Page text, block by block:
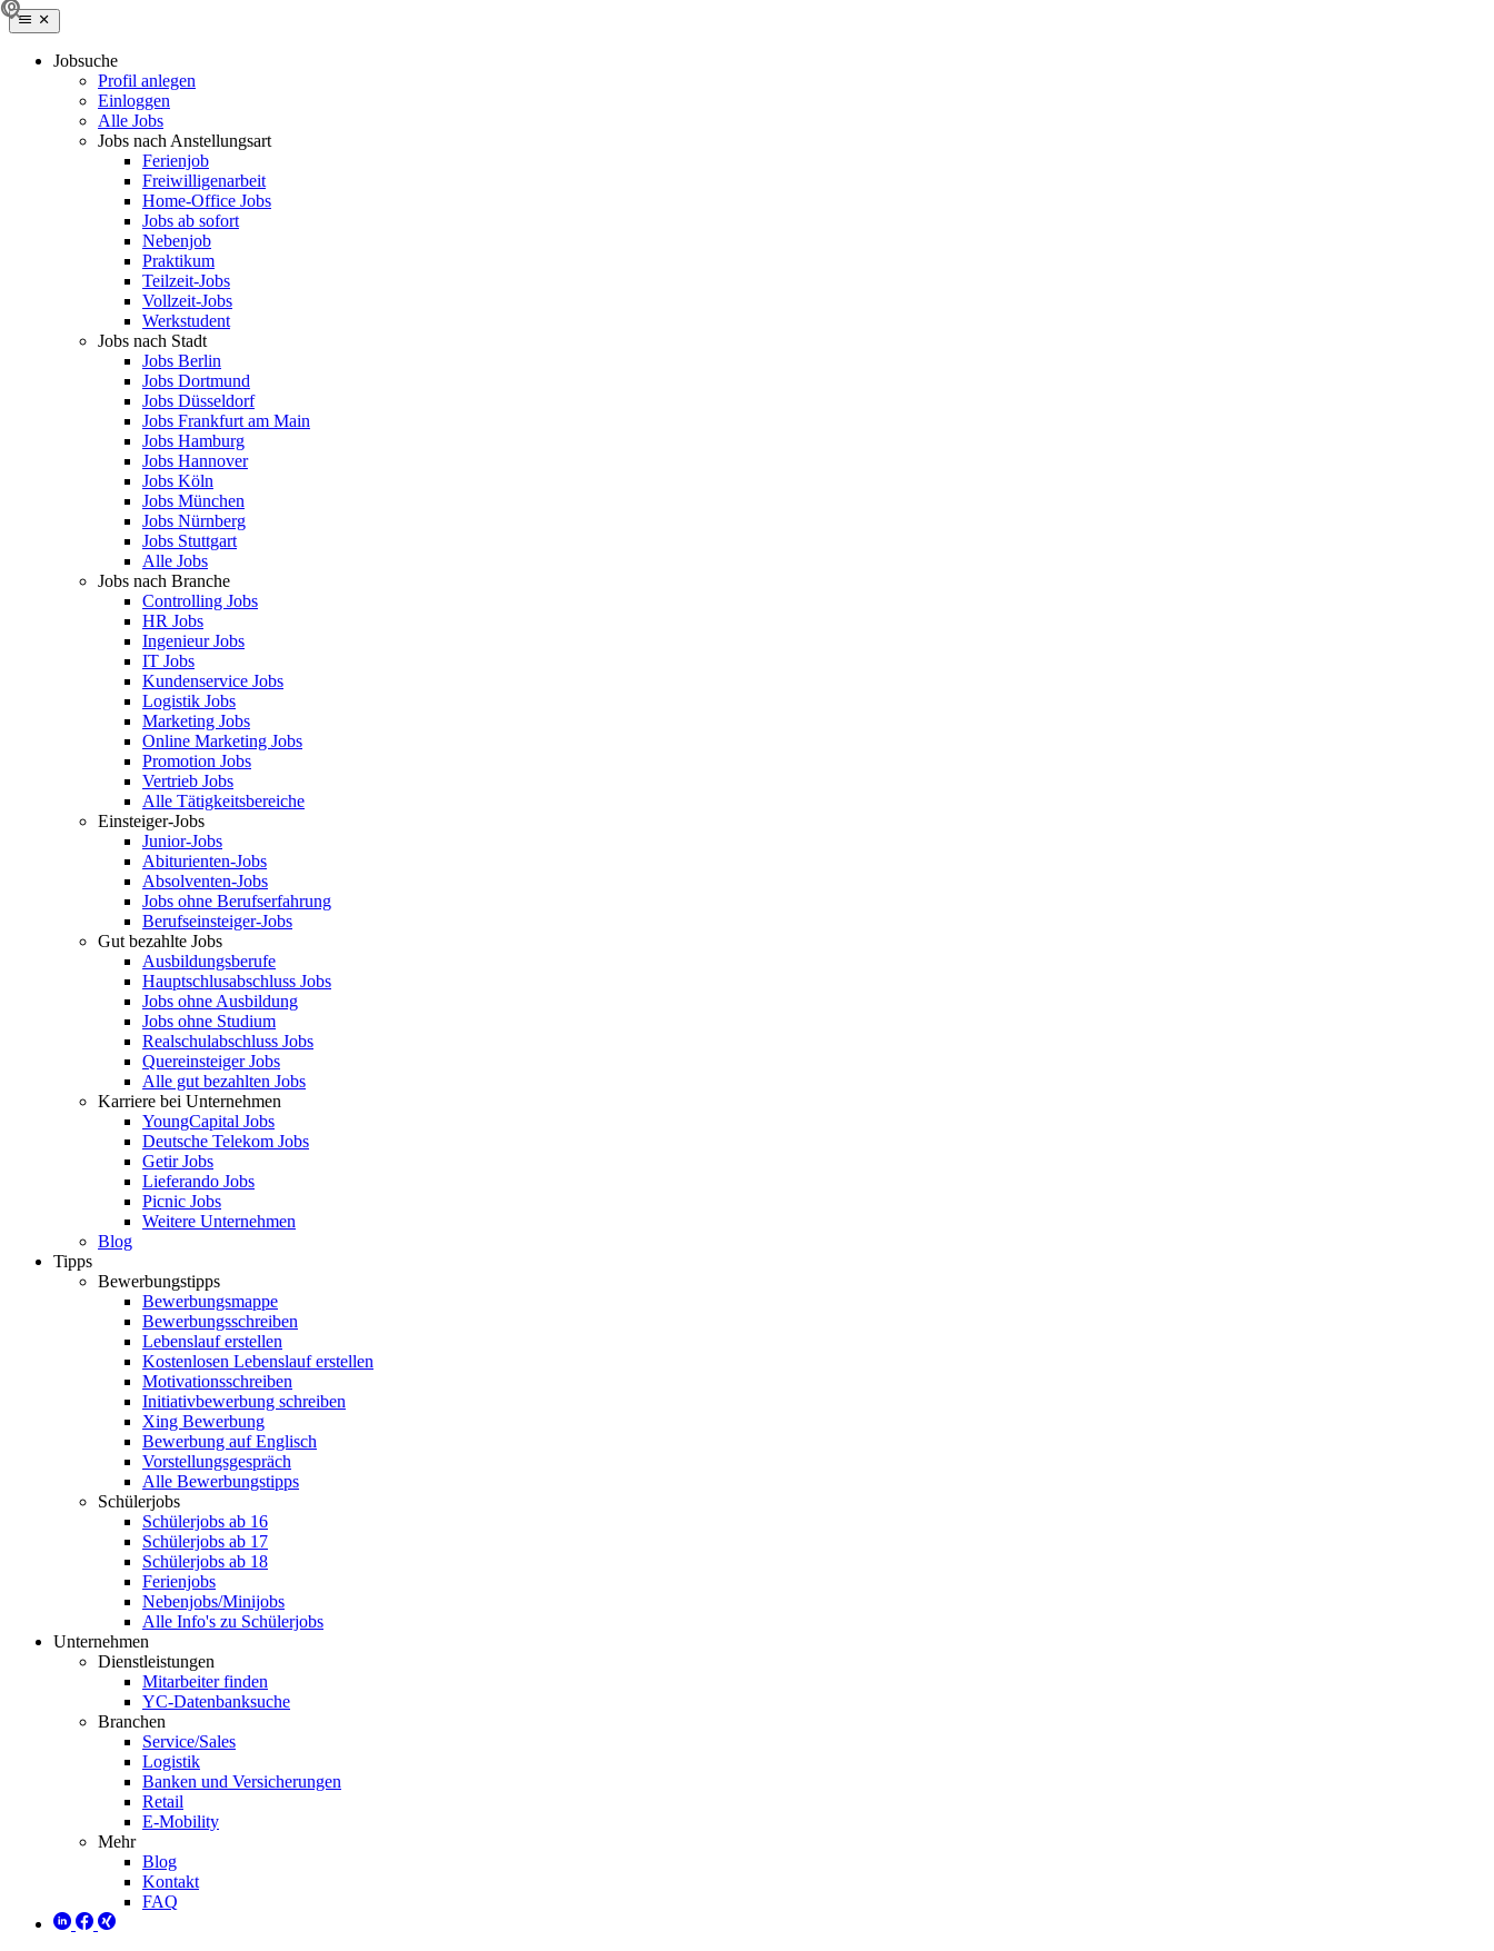
Jobsuche
Profil anlegen
Einloggen
Alle Jobs
Jobs nach Anstellungsart
Ferienjob
Freiwilligenarbeit
Home-Office Jobs
Jobs ab sofort
Nebenjob
Praktikum
Teilzeit-Jobs
Vollzeit-Jobs
Werkstudent
Jobs nach Stadt
Jobs Berlin
Jobs Dortmund
Jobs Düsseldorf
Jobs Frankfurt am Main
Jobs Hamburg
Jobs Hannover
Jobs Köln
Jobs München
Jobs Nürnberg
Jobs Stuttgart
Alle Jobs
Jobs nach Branche
Controlling Jobs
HR Jobs
Ingenieur Jobs
IT Jobs
Kundenservice Jobs
Logistik Jobs
Marketing Jobs
Online Marketing Jobs
Promotion Jobs
Vertrieb Jobs
Alle Tätigkeitsbereiche
Einsteiger-Jobs
Junior-Jobs
Abiturienten-Jobs
Absolventen-Jobs
Jobs ohne Berufserfahrung
Berufseinsteiger-Jobs
Gut bezahlte Jobs
Ausbildungsberufe
Hauptschlusabschluss Jobs
Jobs ohne Ausbildung
Jobs ohne Studium
Realschulabschluss Jobs
Quereinsteiger Jobs
Alle gut bezahlten Jobs
Karriere bei Unternehmen
YoungCapital Jobs
Deutsche Telekom Jobs
Getir Jobs
Lieferando Jobs
Picnic Jobs
Weitere Unternehmen
Blog
Tipps
Bewerbungstipps
Bewerbungsmappe
Bewerbungsschreiben
Lebenslauf erstellen
Kostenlosen Lebenslauf erstellen
Motivationsschreiben
Initiativbewerbung schreiben
Xing Bewerbung
Bewerbung auf Englisch
Vorstellungsgespräch
Alle Bewerbungstipps
Schülerjobs
Schülerjobs ab 16
Schülerjobs ab 17
Schülerjobs ab 18
Ferienjobs
Nebenjobs/Minijobs
Alle Info's zu Schülerjobs
Unternehmen
Dienstleistungen
Mitarbeiter finden
YC-Datenbanksuche
Branchen
Service/Sales
Logistik
Banken und Versicherungen
Retail
E-Mobility
Mehr
Blog
Kontakt
FAQ